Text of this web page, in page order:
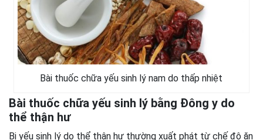
Bài thuốc chữa yếu sinh lý nam do thấp nhiệt
Bài thuốc chữa yếu sinh lý bằng Đông y do
thể thận hư
Bị yếu sinh lý do thể thận hư thường xuất phát từ chế độ ăn